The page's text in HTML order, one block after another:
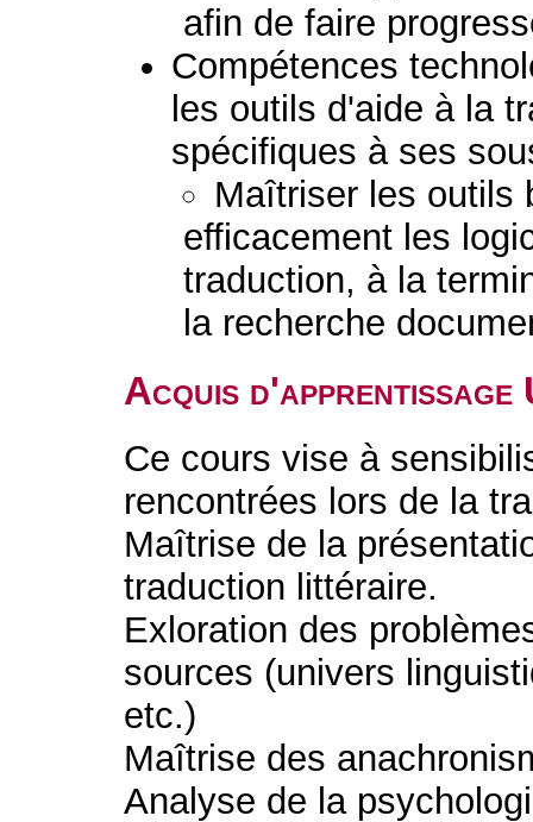
afin de faire
Compétences
les outils d'aide à la
spécifiques à ses
Maîtriser les outils
efficacement les
traduction, à la
la recherche
Acquis d'apprentissage
Ce cours vise à
rencontrées lors de la
Maîtrise de la
traduction littéraire.
Exloration des
sources (univers
etc.)
Maîtrise des
Analyse de la